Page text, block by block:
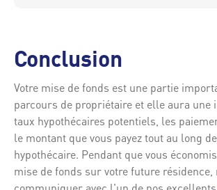
Conclusion
Votre mise de fonds est une partie
parcours de propriétaire et elle aura une
taux hypothécaires potentiels, les
le montant que vous payez tout au long
hypothécaire. Pendant que vous
mise de fonds sur votre future résidence,